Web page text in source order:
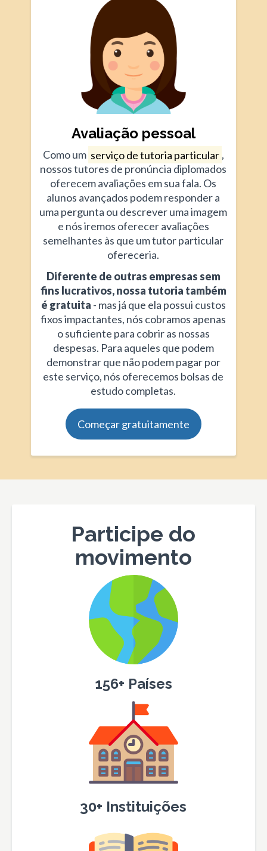
Avaliação pessoal
Como um serviço de tutoria particular ,
nossos tutores de pronúncia diplomados
oferecem avaliações em sua fala. Os
alunos avançados podem responder a
uma pergunta ou descrever uma imagem
e nós iremos oferecer avaliações
semelhantes às que um tutor particular
ofereceria.
Diferente de outras empresas sem
fins lucrativos, nossa tutoria também
é gratuita - mas já que ela possui custos
fixos impactantes, nós cobramos apenas
o suficiente para cobrir as nossas
despesas. Para aqueles que podem
demonstrar que não podem pagar por
este serviço, nós oferecemos bolsas de
estudo completas.
Começar gratuitamente
Participe do
movimento
156+ Países
30+ Instituições